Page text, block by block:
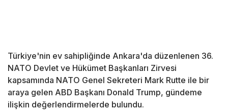
Türkiye'nin ev sahipliğinde Ankara'da düzenlenen 36.
NATO Devlet ve Hükümet Başkanları Zirvesi
kapsamında NATO Genel Sekreteri Mark Rutte ile bir
araya gelen ABD Başkanı Donald Trump, gündeme
ilişkin değerlendirmelerde bulundu.